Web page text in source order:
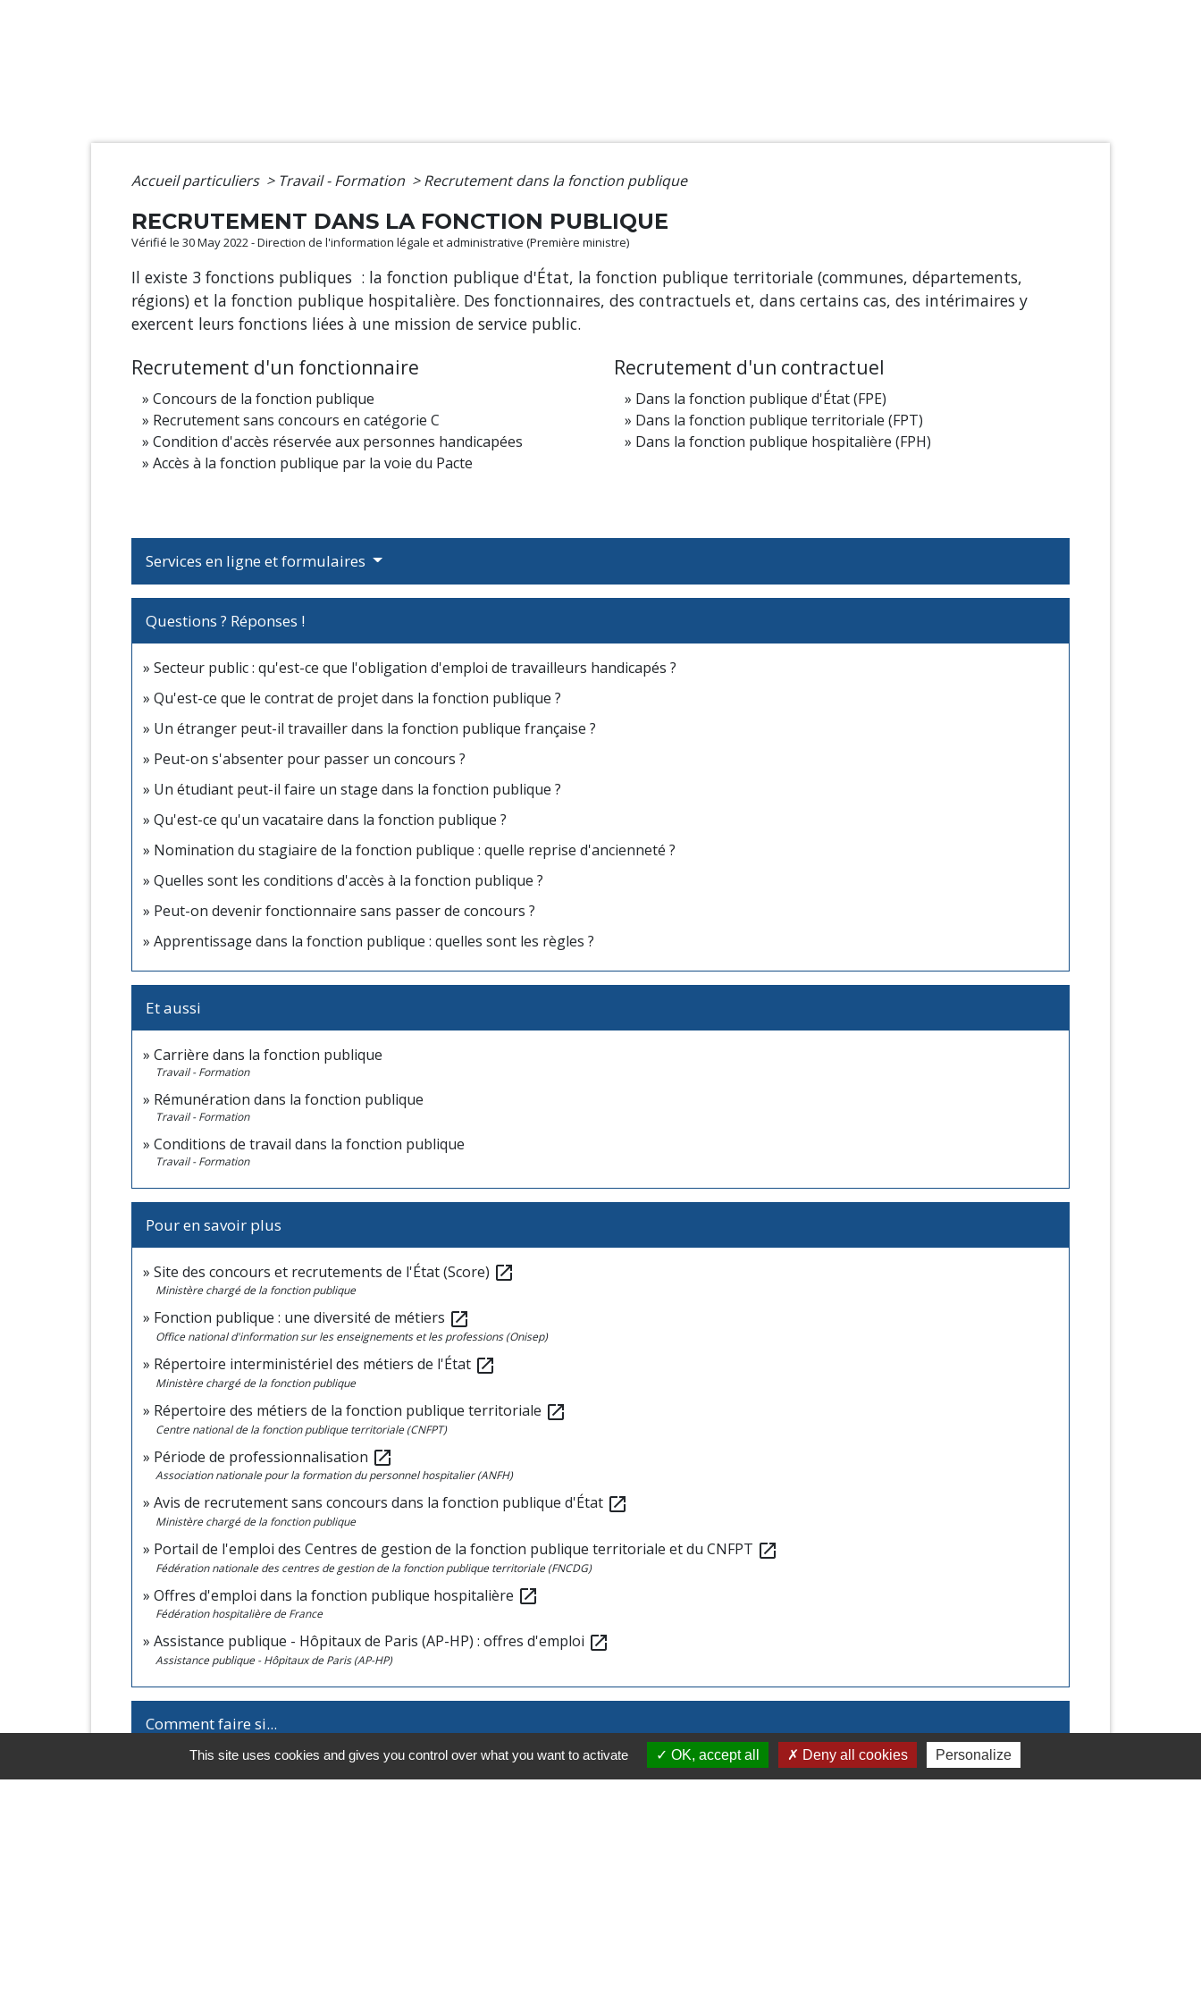
Accueil particuliers > Travail - Formation > Recrutement dans la fonction publique
RECRUTEMENT DANS LA FONCTION PUBLIQUE
Vérifié le 30 May 2022 - Direction de l'information légale et administrative (Première ministre)
Il existe 3 fonctions publiques : la fonction publique d'État, la fonction publique territoriale (communes, départements,
régions) et la fonction publique hospitalière. Des fonctionnaires, des contractuels et, dans certains cas, des intérimaires y
exercent leurs fonctions liées à une mission de service public.
Recrutement d'un fonctionnaire
Concours de la fonction publique
Recrutement sans concours en catégorie C
Condition d'accès réservée aux personnes handicapées
Accès à la fonction publique par la voie du Pacte
Recrutement d'un contractuel
Dans la fonction publique d'État (FPE)
Dans la fonction publique territoriale (FPT)
Dans la fonction publique hospitalière (FPH)
Services en ligne et formulaires
Questions ? Réponses !
Secteur public : qu'est-ce que l'obligation d'emploi de travailleurs handicapés ?
Qu'est-ce que le contrat de projet dans la fonction publique ?
Un étranger peut-il travailler dans la fonction publique française ?
Peut-on s'absenter pour passer un concours ?
Un étudiant peut-il faire un stage dans la fonction publique ?
Qu'est-ce qu'un vacataire dans la fonction publique ?
Nomination du stagiaire de la fonction publique : quelle reprise d'ancienneté ?
Quelles sont les conditions d'accès à la fonction publique ?
Peut-on devenir fonctionnaire sans passer de concours ?
Apprentissage dans la fonction publique : quelles sont les règles ?
Et aussi
Carrière dans la fonction publique
Travail - Formation
Rémunération dans la fonction publique
Travail - Formation
Conditions de travail dans la fonction publique
Travail - Formation
Pour en savoir plus
Site des concours et recrutements de l'État (Score) open_in_new
Ministère chargé de la fonction publique
Fonction publique : une diversité de métiers open_in_new
Office national d'information sur les enseignements et les professions (Onisep)
Répertoire interministériel des métiers de l'État open_in_new
Ministère chargé de la fonction publique
Répertoire des métiers de la fonction publique territoriale open_in_new
Centre national de la fonction publique territoriale (CNFPT)
Période de professionnalisation open_in_new
Association nationale pour la formation du personnel hospitalier (ANFH)
Avis de recrutement sans concours dans la fonction publique d'État open_in_new
Ministère chargé de la fonction publique
Portail de l'emploi des Centres de gestion de la fonction publique territoriale et du CNFPT open_in_new
Fédération nationale des centres de gestion de la fonction publique territoriale (FNCDG)
Offres d'emploi dans la fonction publique hospitalière open_in_new
Fédération hospitalière de France
Assistance publique - Hôpitaux de Paris (AP-HP) : offres d'emploi open_in_new
Assistance publique - Hôpitaux de Paris (AP-HP)
Comment faire si...
This site uses cookies and gives you control over what you want to activate OK, accept all Deny all cookies Personalize